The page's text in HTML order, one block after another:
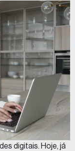
digitais. Hoje, já